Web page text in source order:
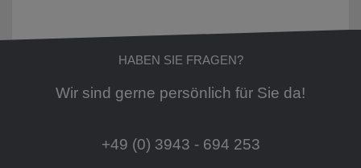
HABEN SIE FRAGEN?
Wir sind gerne persönlich für Sie da!
+49 (0) 3943 - 694 253